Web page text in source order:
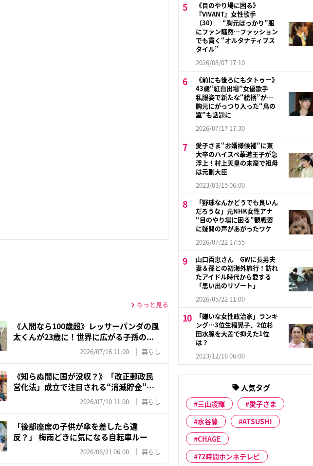
もっと見る
《人間なら100歳超》レッサーパンダの風
太くんが23歳に！世界に広がる子孫の...
2026/07/16 11:00 暮らし
《知らぬ間に国が没収？》「改正郵政民
営化法」成立で注目される“消滅貯金”…
2026/07/10 11:00 暮らし
「後部座席の子供が傘を差したら違
反？」 梅雨どきに気になる自転車ルー
2026/06/21 06:00 暮らし
《目のやり場に困る》
『VIVANT』女性歌手
（30） “胸元ぽっかり”服
にファン騒然…ファッション
でも貫く“オルタナティブス
タイル”
2026/08/07 17:10
《前にも後ろにもタトゥー》
43歳“紅白出場”女優歌手
私服姿で新たな“絵柄”が…
胸元にがっつり入った“鳥の
翼”も話題に
2026/07/17 17:30
愛子さま“お婿様候補”に東
大卒のハイスペ華道王子が急
浮上！村上天皇の末裔で祖母
は元副大臣
2023/03/15 06:00
「野球なんかどうでも良いん
だろうな」元NHK女性アナ
“目のやり場に困る”観戦姿
に疑問の声があがったワケ
2026/07/22 17:55
山口百恵さん GWに長男夫
妻＆孫との初海外旅行！訪れ
たアイドル時代から愛する
「思い出のリゾート」
2026/05/22 11:00
「嫌いな女性政治家」ランキ
ング…3位生稲晃子、2位杉
田水脈を大差で抑えた1位
は？
2023/12/16 06:00
人気タグ
三山凌輝
愛子さま
水谷豊
ATSUSHI
CHAGE
72時間ホンネテレビ